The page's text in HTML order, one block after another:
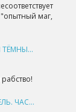
маг,
ПРИСВОЕННАЯ ТЁМНЫМ. ПРОКЛЯТАЯ ЛЮБОВЬ - АННА ГЕРР
ЧЁРНЫЙ ДЕМБЕЛЬ. ЧАСТЬ 1 - АНДРЕЙ ФЕДИН